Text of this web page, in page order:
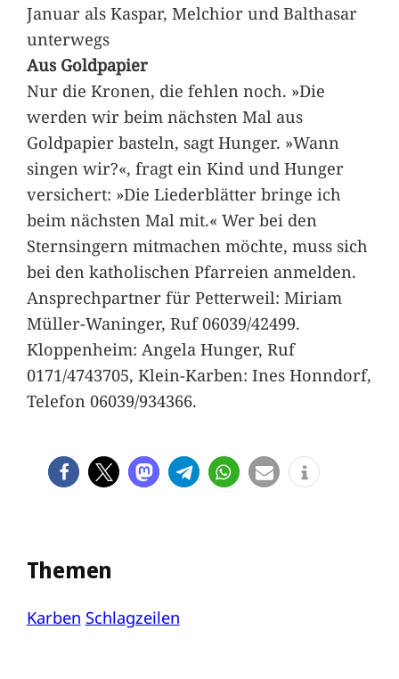
Januar als Kaspar, Melchior und Balthasar
unterwegs
Aus Goldpapier
Nur die Kronen, die fehlen noch. »Die
werden wir beim nächsten Mal aus
Goldpapier basteln, sagt Hunger. »Wann
singen wir?«, fragt ein Kind und Hunger
versichert: »Die Liederblätter bringe ich
beim nächsten Mal mit.« Wer bei den
Sternsingern mitmachen möchte, muss sich
bei den katholischen Pfarreien anmelden.
Ansprechpartner für Petterweil: Miriam
Müller-Waninger, Ruf 06039/42499.
Kloppenheim: Angela Hunger, Ruf
0171/4743705, Klein-Karben: Ines Honndorf,
Telefon 06039/934366.
Themen
Karben Schlagzeilen